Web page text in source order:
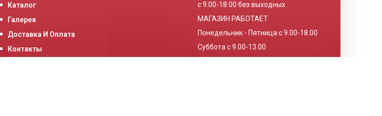
Каталог
Галерея
Доставка И Оплата
Контакты
с 9.00-18.00 без выходных
МАГАЗИН РАБОТАЕТ
Понедельник - Пятница с 9.00-18.00
Суббота с 9.00-13.00